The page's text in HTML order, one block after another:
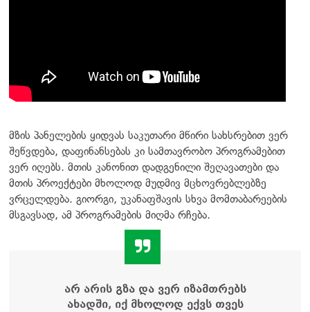
მზის პანელების ყიდვას საკუთარი მწირი სახსრებით ვერ
შეწვდება, დაფინანსებას კი სამთავრობო პროგრამებით
ვერ იღებს. მთის კანონით დადგენილი შეღავათები და
მთის პროექტები მხოლოდ მუდმივ მცხოვრებლებზე
ვრცელდება. გიორგი, უკანაფშავის სხვა მომთაბარეების
მსგავსად, ამ პროგრამების მიღმა რჩება.
არ არის გზა და ვერ იზამთრებს
ახადში, იქ მხოლოდ ექვს თვეს